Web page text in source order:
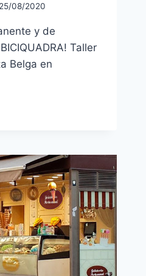
25/08/2020
y de
Taller
Belga en